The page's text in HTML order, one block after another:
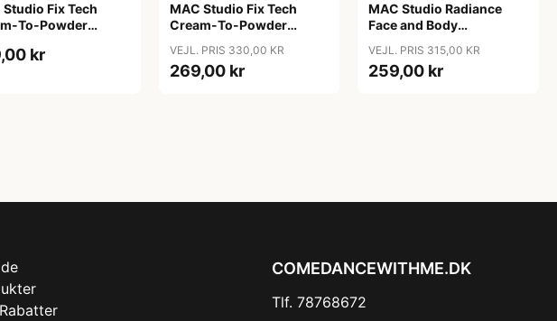
Studio Fix Tech
To-Powder
kr
MAC Studio Fix Tech
Cream-To-Powder
VEJL. PRIS 330,00 KR
269,00 kr
MAC Studio Radiance
Face and Body
VEJL. PRIS 315,00 KR
259,00 kr
COMEDANCEWITHME.DK
Tlf. 78768672